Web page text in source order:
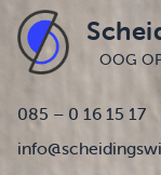
OOG
085 – 0 16 15 17